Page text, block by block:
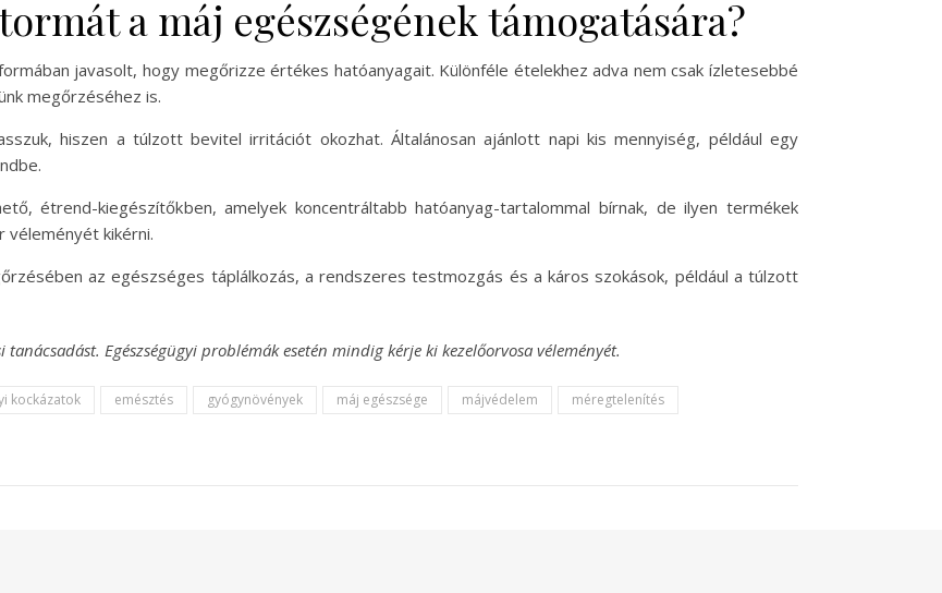
a máj egészségének támogatására?
javasolt, hogy megőrizze értékes hatóanyagait. Különféle ételekhez adva nem csak ízletesebbé
megőrzéséhez is.
hiszen a túlzott bevitel irritációt okozhat. Általánosan ajánlott napi kis mennyiség, például egy
étrend-kiegészítőkben, amelyek koncentráltabb hatóanyag-tartalommal bírnak, de ilyen termékek
véleményét kikérni.
az egészséges táplálkozás, a rendszeres testmozgás és a káros szokások, például a túlzott
Egészségügyi problémák esetén mindig kérje ki kezelőorvosa véleményét.
kockázatok emésztés gyógynövények máj egészsége májvédelem
méregtelenítés